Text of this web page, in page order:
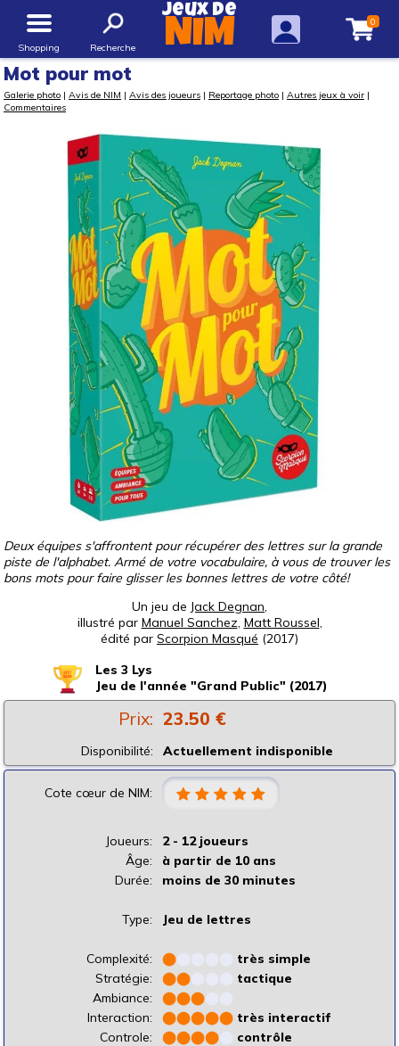
Shopping Recherche
Jeux de
NIM 0
Mot pour mot
Galerie photo | Avis de NIM | Avis des joueurs | Reportage photo | Autres jeux à voir |
Commentaires
Deux équipes s'affrontent pour récupérer des lettres sur la grande
piste de l'alphabet. Armé de votre vocabulaire, à vous de trouver les
bons mots pour faire glisser les bonnes lettres de votre côté!
Un jeu de Jack Degnan,
illustré par Manuel Sanchez, Matt Roussel,
édité par Scorpion Masqué (2017)
Les 3 Lys
Jeu de l'année "Grand Public" (2017)
Prix: 23.50 €
Disponibilité: Actuellement indisponible
Cote cœur de NIM:
Joueurs:
2 - 12 joueurs
Âge:
à partir de 10 ans
Durée:
moins de 30 minutes
Type: Jeu de lettres
Complexité: ⬤
très simple
Stratégie:
⬤⬤
tactique
Ambiance:
⬤⬤⬤
Interaction:
⬤⬤⬤⬤⬤ très interactif
Controle:
⬤⬤⬤⬤ contrôle